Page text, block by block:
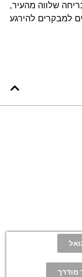
שלווה מהעיר,
למבקרים להירגע
מודרך